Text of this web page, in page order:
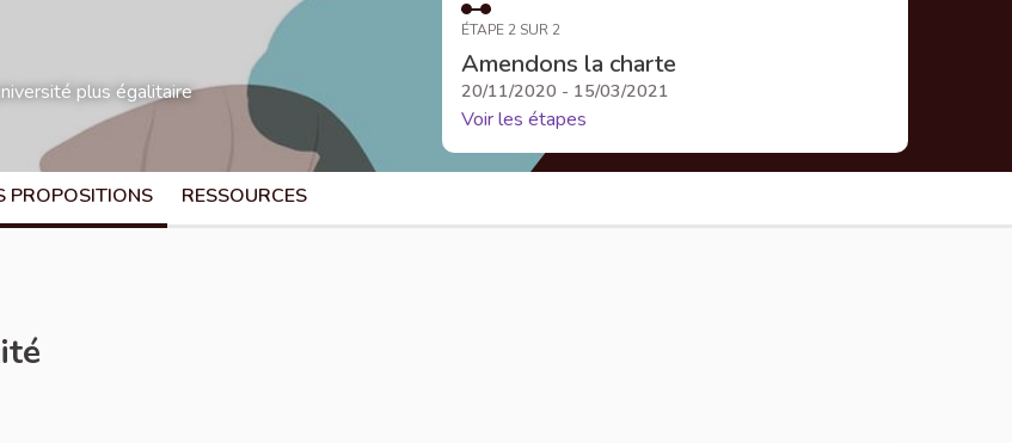
plus égalitaire
ÉTAPE 2 SUR 2
Amendons la charte
20/11/2020 - 15/03/2021
Voir les étapes
PROPOSITIONS RESSOURCES